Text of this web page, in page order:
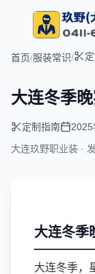
首页/服装常识/
大连冬季
定制指南 2025
大连玖野职业装 ·
大连冬季
大连冬季，